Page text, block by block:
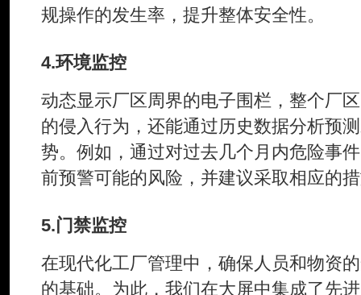
规操作的发生率，提升整体安全性。
4.环境监控
动态显示厂区周界的电子围栏，整个厂
的侵入行为，还能通过历史数据分析预
势。例如，通过对过去几个月内危险事
前预警可能的风险，并建议采取相应的
5.门禁监控
在现代化工厂管理中，确保人员和物资
的基础。为此，我们在大屏中集成了先